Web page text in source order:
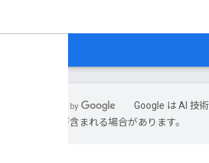
Google は AI 技
は誤りが含まれる場合があります。